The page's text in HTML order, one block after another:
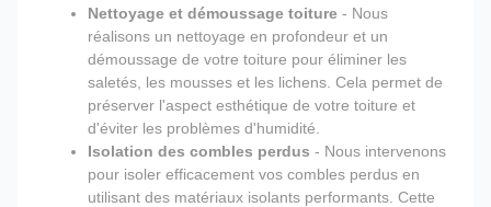
Nettoyage et démoussage toiture - Nous
réalisons un nettoyage en profondeur et un
démoussage de votre toiture pour éliminer les
saletés, les mousses et les lichens. Cela permet de
préserver l'aspect esthétique de votre toiture et
d'éviter les problèmes d'humidité.
Isolation des combles perdus - Nous intervenons
pour isoler efficacement vos combles perdus en
utilisant des matériaux isolants performants. Cette